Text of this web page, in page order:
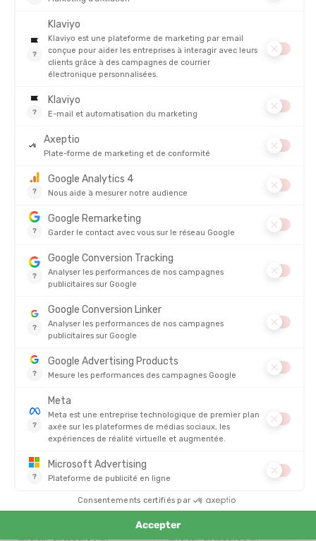
85,00 €
SACOCHE DE VÉLO VISBY 25+5
EN STOCK - EXPÉDIÉ EN 24/48H
SACOCHE VÉLO CABEZON SB
16L
EN STOCK - EXPÉDIÉ EN 24/48H
EN STOCK - EXPÉDIÉ EN 24/48H
16,5L
EN STOCK - EXPÉDIÉ EN 24/48H